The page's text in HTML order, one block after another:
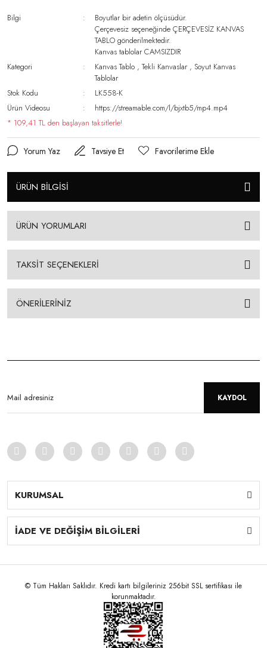
Bilgi
Boyutlar bir adetin ölçüsüdür.
Çerçevesiz seçeneğinde ÇERÇEVESİZ KANVAS
TABLO gönderilmektedir.
Kanvas tablolar CAMSIZDIR
Kategori
Kanvas Tablo ,Tekli Kanvaslar ,Soyut Kanvas
Tablolar
Stok Kodu
LK558-K
Ürün Videosu
https://streamable.com/l/bjxtb5/mp4.mp4
* 109,41 TL den başlayan taksitlerle!
Yorum Yaz Tavsiye Et
ÜRÜN BİLGİSİ
ÜRÜN YORUMLARI
TAKSİT SEÇENEKLERİ
ÖNERİLERİNİZ
KAYDOL
KURUMSAL
İADE VE DEĞİŞİM BİLGİLERİ
© Tüm Hakları Saklıdır. Kredi kartı bilgileriniz 256bit SSL sertifikası ile
korunmaktadır.